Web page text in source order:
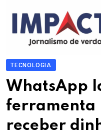
TECNOLOGIA
WhatsApp
ferramenta
receber